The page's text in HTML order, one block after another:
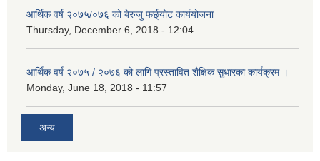
आर्थिक वर्ष २०७५/०७६ को बेरुजु फर्छ्योट कार्ययोजना
Thursday, December 6, 2018 - 12:04
आर्थिक वर्ष २०७५ / २०७६ को लागि प्रस्तावित शैक्षिक सुधारका कार्यक्रम ।
Monday, June 18, 2018 - 11:57
अन्य